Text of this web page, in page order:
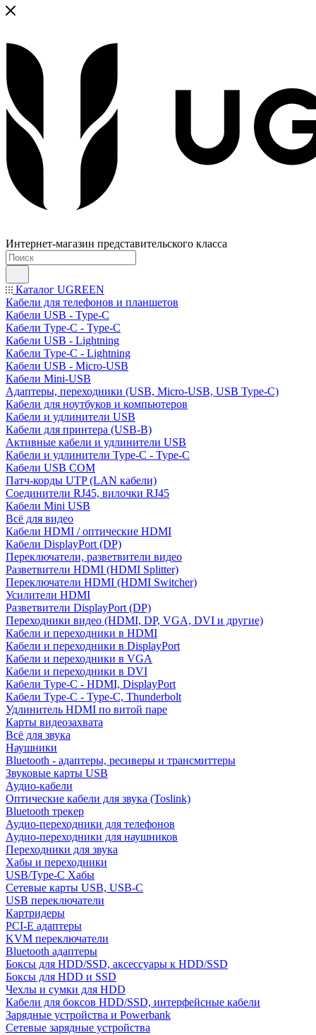
Интернет-магазин представительского класса
Каталог UGREEN
Кабели для телефонов и планшетов
Кабели USB - Type-C
Кабели Type-C - Type-C
Кабели USB - Lightning
Кабели Type-C - Lightning
Кабели USB - Micro-USB
Кабели Mini-USB
Адаптеры, переходники (USB, Micro-USB, USB Type-C)
Кабели для ноутбуков и компьютеров
Кабели и удлинители USB
Кабели для принтера (USB-B)
Активные кабели и удлинители USB
Кабели и удлинители Type-C - Type-C
Кабели USB COM
Патч-корды UTP (LAN кабели)
Соединители RJ45, вилочки RJ45
Кабели Mini USB
Всё для видео
Кабели HDMI / оптические HDMI
Кабели DisplayPort (DP)
Переключатели, разветвители видео
Разветвители HDMI (HDMI Splitter)
Переключатели HDMI (HDMI Switcher)
Усилители HDMI
Разветвители DisplayPort (DP)
Переходники видео (HDMI, DP, VGA, DVI и другие)
Кабели и переходники в HDMI
Кабели и переходники в DisplayPort
Кабели и переходники в VGA
Кабели и переходники в DVI
Кабели Type-C - HDMI, DisplayPort
Кабели Type-C - Type-C, Thunderbolt
Удлинитель HDMI по витой паре
Карты видеозахвата
Всё для звука
Наушники
Bluetooth - адаптеры, ресиверы и трансмиттеры
Звуковые карты USB
Аудио-кабели
Оптические кабели для звука (Toslink)
Bluetooth трекер
Аудио-переходники для телефонов
Аудио-переходники для наушников
Переходники для звука
Хабы и переходники
USB/Type-C Хабы
Сетевые карты USB, USB-C
USB переключатели
Картридеры
PCI-E адаптеры
KVM переключатели
Bluetooth адаптеры
Боксы для HDD/SSD, аксессуары к HDD/SSD
Боксы для HDD и SSD
Чехлы и сумки для HDD
Кабели для боксов HDD/SSD, интерфейсные кабели
Зарядные устройства и Powerbank
Сетевые зарядные устройства